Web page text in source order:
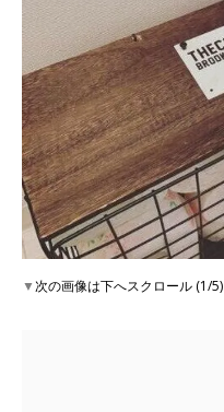
▼次の画像は下へスクロール (1/5)